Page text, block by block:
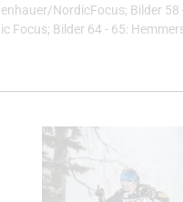
NordicFocus; Bilder 58
Bilder 64 - 65: